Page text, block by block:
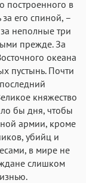
построенного в
его спиной, –
неполные три
прежде. За
океана
пустынь. Почти
княжество
бы дня, чтобы
армии, кроме
убийц и
в мире не
слишком